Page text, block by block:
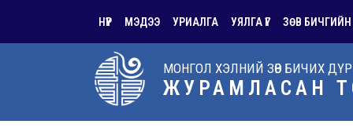
НҮҮР МЭДЭЭ УРИАЛГА УЯЛГА ҮГ ЗӨВ БИЧГИЙН
МОНГОЛ ХЭЛНИЙ ЗӨВ БИЧИХ
ЖУРАМЛАСАН